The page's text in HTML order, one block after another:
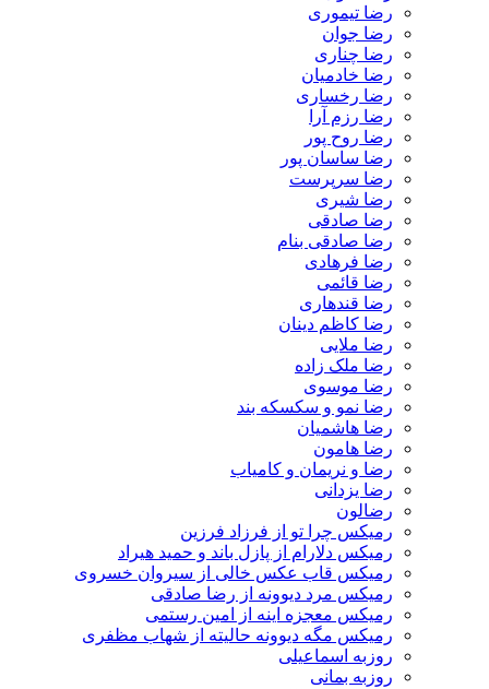
رضا تیموری
رضا جوان
رضا چناری
رضا خادمیان
رضا رخساری
رضا رزم آرا
رضا روح پور
رضا ساسان پور
رضا سرپرست
رضا شیری
رضا صادقی
رضا صادقی بنام
رضا فرهادی
رضا قائمی
رضا قندهاری
رضا کاظم دینان
رضا ملایی
رضا ملک زاده
رضا موسوی
رضا نمو و سکسکه بند
رضا هاشمیان
رضا هامون
رضا و نریمان و کامیاب
رضا یزدانی
رضالون
رمیکس چرا تو از فرزاد فرزین
رمیکس دلارام از پازل باند و حمید هیراد
رمیکس قاب عکس خالی از سیروان خسروی
رمیکس مرد دیوونه از رضا صادقی
رمیکس معجزه اینه از امین رستمی
رمیکس مگه دیوونه حالیته از شهاب مظفری
روزبه اسماعیلی
روزبه بمانی